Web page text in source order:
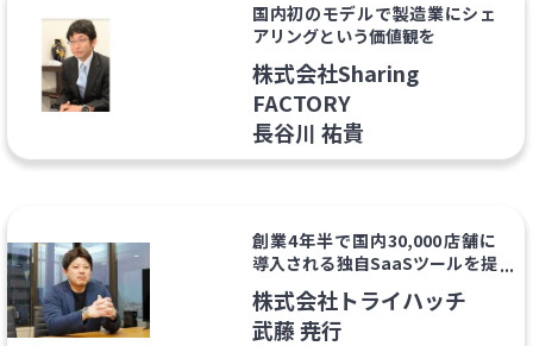
国内初のモデルで製造業にシェ
アリングという価値観を
株式会社Sharing
FACTORY
長谷川 祐貴
創業4年半で国内30,000店舗に
導入される独自SaaSツールを提
供
株式会社トライハッチ
武藤 尭行